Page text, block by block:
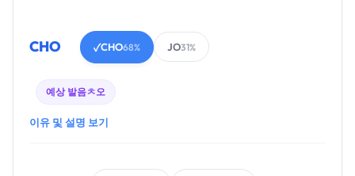
CHO ✓CHO68% JO31%
예상 발음ㅊ오
이유 및 설명 보기